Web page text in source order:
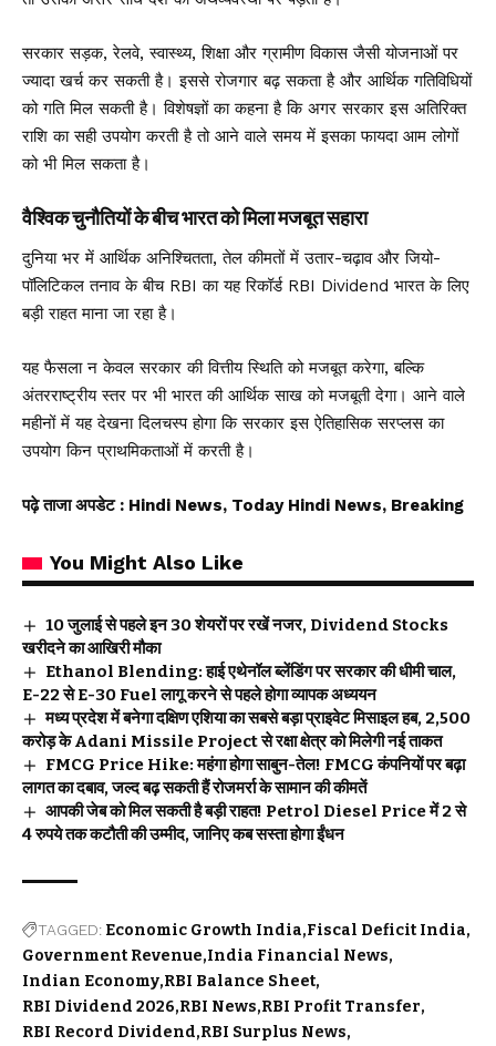
सरकार सड़क, रेलवे, स्वास्थ्य, शिक्षा और ग्रामीण विकास जैसी योजनाओं पर
ज्यादा खर्च कर सकती है। इससे रोजगार बढ़ सकता है और आर्थिक गतिविधियों
को गति मिल सकती है। विशेषज्ञों का कहना है कि अगर सरकार इस अतिरिक्त
राशि का सही उपयोग करती है तो आने वाले समय में इसका फायदा आम लोगों
को भी मिल सकता है।
वैश्विक चुनौतियों के बीच भारत को मिला मजबूत सहारा
दुनिया भर में आर्थिक अनिश्चितता, तेल कीमतों में उतार-चढ़ाव और जियो-
पॉलिटिकल तनाव के बीच RBI का यह रिकॉर्ड RBI Dividend भारत के लिए
बड़ी राहत माना जा रहा है।
यह फैसला न केवल सरकार की वित्तीय स्थिति को मजबूत करेगा, बल्कि
अंतरराष्ट्रीय स्तर पर भी भारत की आर्थिक साख को मजबूती देगा। आने वाले
महीनों में यह देखना दिलचस्प होगा कि सरकार इस ऐतिहासिक सरप्लस का
उपयोग किन प्राथमिकताओं में करती है।
पढ़े ताजा अपडेट : Hindi News, Today Hindi News, Breaking
You Might Also Like
10 जुलाई से पहले इन 30 शेयरों पर रखें नजर, Dividend Stocks
खरीदने का आखिरी मौका
Ethanol Blending: हाई एथेनॉल ब्लेंडिंग पर सरकार की धीमी चाल,
E-22 से E-30 Fuel लागू करने से पहले होगा व्यापक अध्ययन
मध्य प्रदेश में बनेगा दक्षिण एशिया का सबसे बड़ा प्राइवेट मिसाइल हब, 2,500
करोड़ के Adani Missile Project से रक्षा क्षेत्र को मिलेगी नई ताकत
FMCG Price Hike: महंगा होगा साबुन-तेल! FMCG कंपनियों पर बढ़ा
लागत का दबाव, जल्द बढ़ सकती हैं रोजमर्रा के सामान की कीमतें
आपकी जेब को मिल सकती है बड़ी राहत! Petrol Diesel Price में 2 से
4 रुपये तक कटौती की उम्मीद, जानिए कब सस्ता होगा ईंधन
TAGGED: Economic Growth India Fiscal Deficit India
Government Revenue India Financial News
Indian Economy RBI Balance Sheet
RBI Dividend 2026 RBI News RBI Profit Transfer
RBI Record Dividend RBI Surplus News